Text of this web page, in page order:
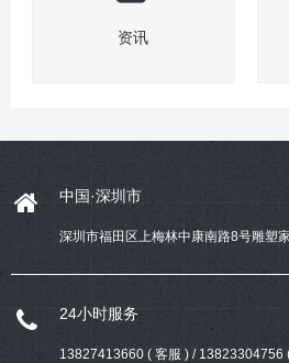
资讯
中国·深圳市
深圳市福田区上梅林中康南路8号雕塑
24小时服务
13827413660 ( 客服 ) / 13823304756